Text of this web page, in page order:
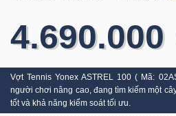
4.690.000
Vợt Tennis Yonex ASTREL 100 ( Mã:
người chơi nâng cao, đang tìm kiếm một
tốt và khả năng kiểm soát tối ưu.